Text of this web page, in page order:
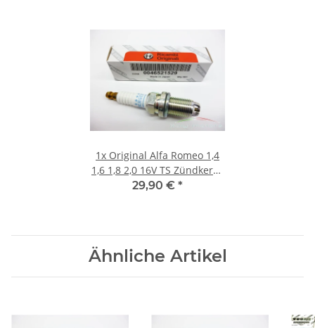
1x Original Alfa Romeo 1,4
1,6 1,8 2,0 16V TS Zündkerze
NGK 46521529
29,90 € *
Ähnliche Artikel